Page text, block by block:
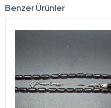
Benzer Ürünler